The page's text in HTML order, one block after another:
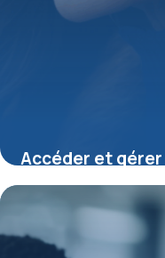
Accéder et
compte ACS